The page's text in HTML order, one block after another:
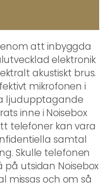
att inbyggda
elektronik
akustiskt brus.
mikrofonen i
ljudupptagande
inne i Noisebox
telefoner kan vara
samtal
Skulle telefonen
utsidan Noisebox
missas och om så